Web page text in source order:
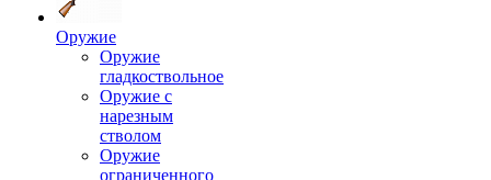
Оружие
Оружие
гладкоствольное
Оружие с
нарезным
стволом
Оружие
ограниченного